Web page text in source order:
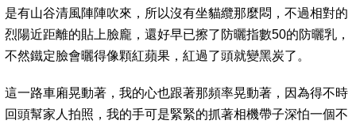
是有山谷清風陣陣吹來，所以沒有坐貓纜那麼悶，不過相對的
烈陽近距離的貼上臉龐，還好早已擦了防曬指數50的防曬乳，
不然鐵定臉會曬得像顆紅蘋果，紅過了頭就變黑炭了。
這一路車廂晃動著，我的心也跟著那頻率晃動著，因為得不時
回頭幫家人拍照，我的手可是緊緊的抓著相機帶子深怕一個不